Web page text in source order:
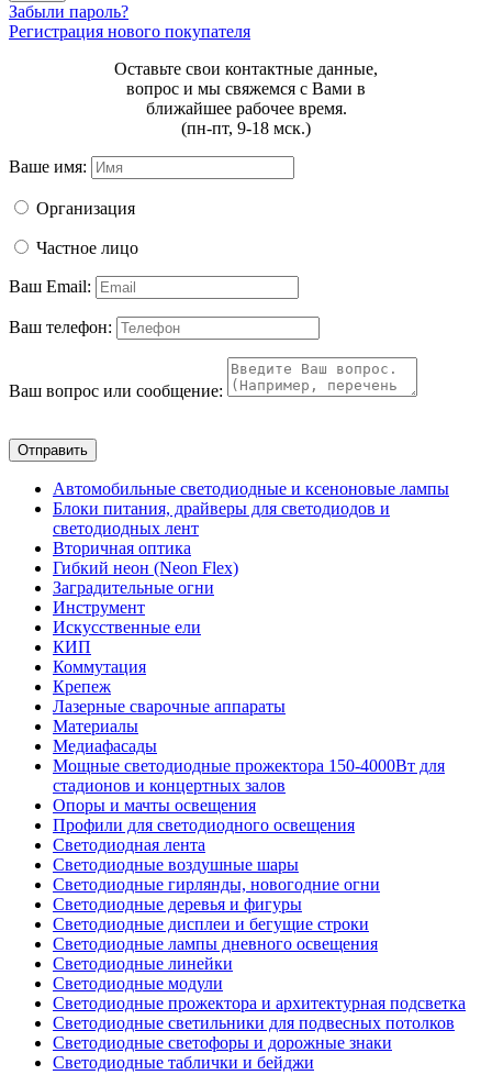
Забыли пароль?
Регистрация нового покупателя
Оставьте свои контактные данные,
вопрос и мы свяжемся с Вами в
ближайшее рабочее время.
(пн-пт, 9-18 мск.)
Ваше имя:
Организация
Частное лицо
Ваш Email:
Ваш телефон:
Ваш вопрос или сообщение:
Отправить
Автомобильные светодиодные и ксеноновые лампы
Блоки питания, драйверы для светодиодов и
светодиодных лент
Вторичная оптика
Гибкий неон (Neon Flex)
Заградительные огни
Инструмент
Искусственные ели
КИП
Коммутация
Крепеж
Лазерные сварочные аппараты
Материалы
Медиафасады
Мощные светодиодные прожектора 150-4000Вт для
стадионов и концертных залов
Опоры и мачты освещения
Профили для светодиодного освещения
Светодиодная лента
Светодиодные воздушные шары
Светодиодные гирлянды, новогодние огни
Светодиодные деревья и фигуры
Светодиодные дисплеи и бегущие строки
Светодиодные лампы дневного освещения
Светодиодные линейки
Светодиодные модули
Светодиодные прожектора и архитектурная подсветка
Светодиодные светильники для подвесных потолков
Светодиодные светофоры и дорожные знаки
Светодиодные таблички и бейджи